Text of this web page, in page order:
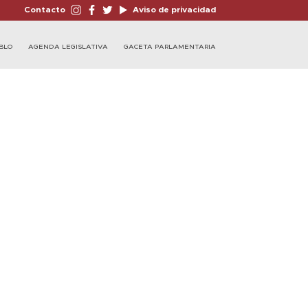
Contacto Aviso de privacidad
AGENDA LEGISLATIVA GACETA PARLAMENTARIA